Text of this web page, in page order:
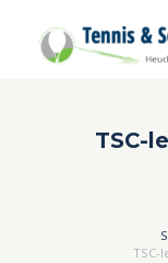
TSC-
TSC-